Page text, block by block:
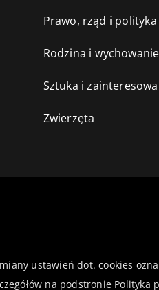
Prawo, rząd i polityka
Rodzina i
Sztuka i
Zwierzęta
ustawień dot. cookies
na podstronie Polityka